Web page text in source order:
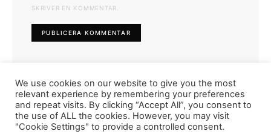
SKRIVER EN KOMMENTAR.
We use cookies on our website to give you the most
relevant experience by remembering your preferences
and repeat visits. By clicking “Accept All”, you consent to
the use of ALL the cookies. However, you may visit
"Cookie Settings" to provide a controlled consent.